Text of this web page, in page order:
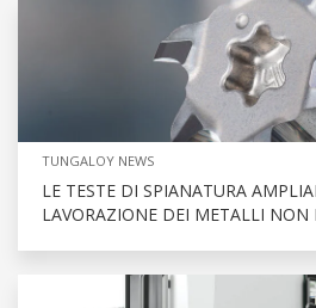
TUNGALOY NEWS
LE TESTE DI SPIANATURA
LAVORAZIONE DEI METALLI NON